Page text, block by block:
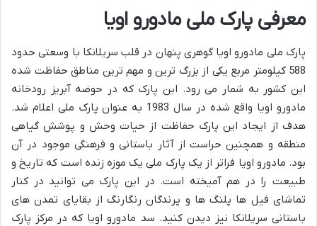
معرفی پارک ملی مادورو اویا
پارک ملی مادورو اویا گوهری پنهان در قلب سریلانکا با وسعتی حدود
588 کیلومتر مربع یکی از بزرگ ترین و مهم ترین مناطق حفاظت شده
این کشور به شمار می رود. این پارک که در حوضه آبریز رودخانه
مادورو اویا واقع شده در سال 1983 به عنوان پارک ملی اعلام شد.
هدف از ایجاد این پارک حفاظت از حیات وحش و پوشش گیاهی
منطقه و همچنین حراست از آثار باستانی و فرهنگی موجود در آن
بود. مادورو اویا فراتر از یک پارک ملی یک موزه زنده است که تاریخ و
طبیعت را در هم آمیخته است. در این پارک می توانید در کنار
تماشای فیل ها پلنگ ها و پرندگان رنگارنگ از بقایای تمدن های
باستانی سریلانکا نیز دیدن کنید. سد مادورو اویا که در مرکز پارک